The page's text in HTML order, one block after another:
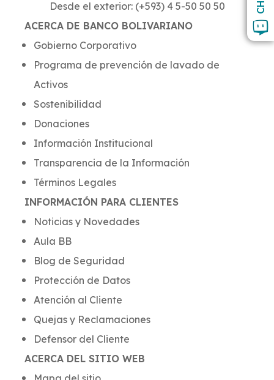
ACERCA DE BANCO BOLIVARIANO
Gobierno Corporativo
Programa de prevención de lavado de
Activos
Sostenibilidad
Donaciones
Información Institucional
Transparencia de la Información
Términos Legales
INFORMACIÓN PARA CLIENTES
Noticias y Novedades
Aula BB
Blog de Seguridad
Protección de Datos
Atención al Cliente
Quejas y Reclamaciones
Defensor del Cliente
ACERCA DEL SITIO WEB
Desde el exterior: (+593) 4 5-50 50 50